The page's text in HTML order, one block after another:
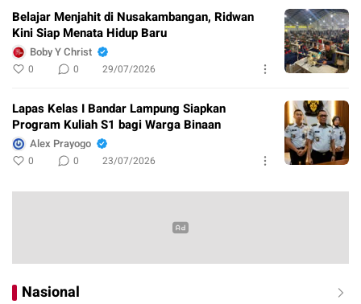
Belajar Menjahit di Nusakambangan, Ridwan
Kini Siap Menata Hidup Baru
Boby Y Christ
0 0 29/07/2026
Lapas Kelas I Bandar Lampung Siapkan
Program Kuliah S1 bagi Warga Binaan
Alex Prayogo
0 0 23/07/2026
Nasional